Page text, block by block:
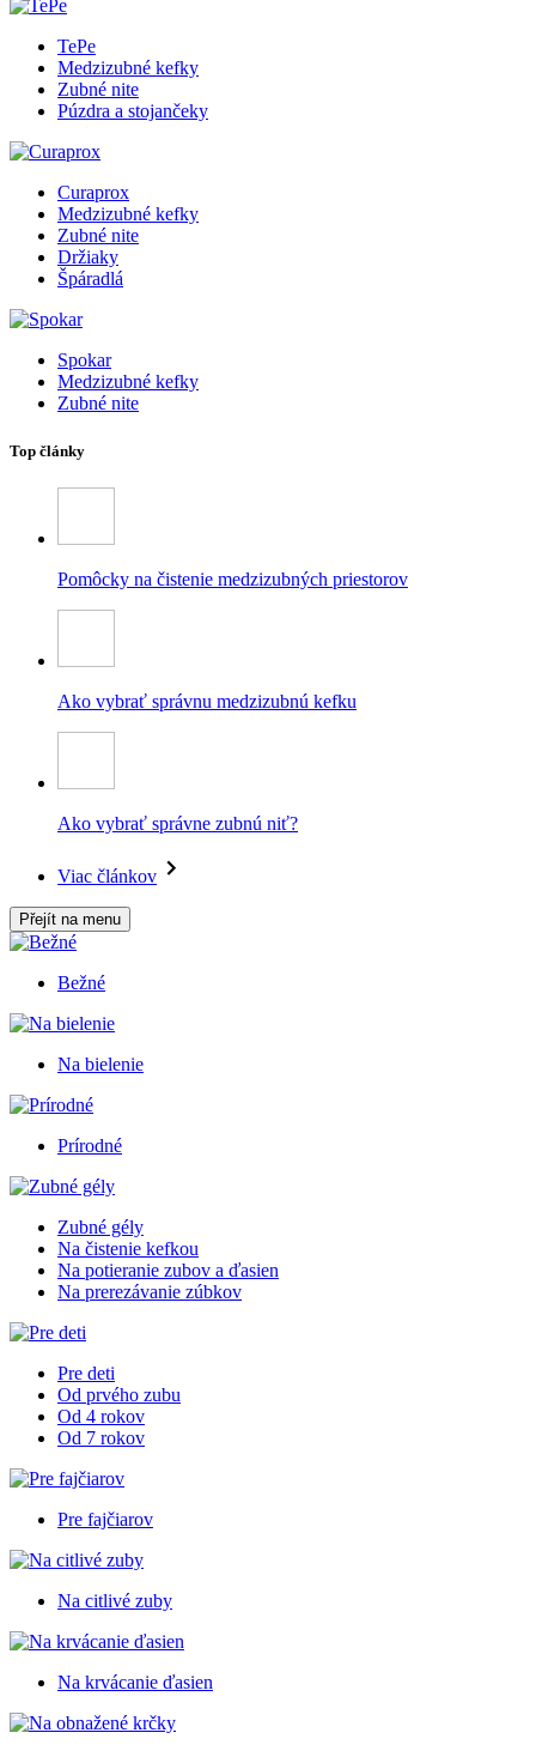
TePe
Medzizubné kefky
Zubné nite
Púzdra a stojančeky
Curaprox
Medzizubné kefky
Zubné nite
Držiaky
Špáradlá
Spokar
Medzizubné kefky
Zubné nite
Top články
Pomôcky na čistenie medzizubných priestorov
Ako vybrať správnu medzizubnú kefku
Ako vybrať správne zubnú niť?
Viac článkov
Přejít na menu
Bežné
Na bielenie
Prírodné
Zubné gély
Na čistenie kefkou
Na potieranie zubov a ďasien
Na prerezávanie zúbkov
Pre deti
Od prvého zubu
Od 4 rokov
Od 7 rokov
Pre fajčiarov
Na citlivé zuby
Na krvácanie ďasien